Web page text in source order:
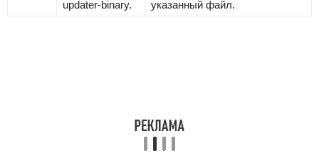
updater-binary.
указанный файл.